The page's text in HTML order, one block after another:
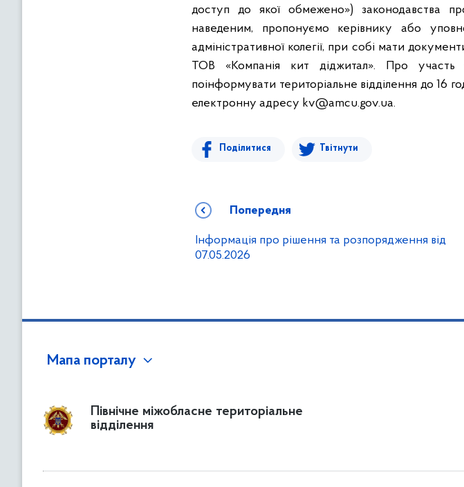
доступ до якої обмежено») законодавства
наведеним, пропонуємо керівнику або
адміністративної колегії, при собі мати
ТОВ «Компанія кит діджитал». Про участь у
поінформувати територіальне відділення до 16
електронну адресу kv@amcu.gov.ua.
Поділитися Твітнути
Попередня
Інформація про рішення та розпорядження від
07.05.2026
Мапа порталу
Північне міжобласне територіальне
відділення